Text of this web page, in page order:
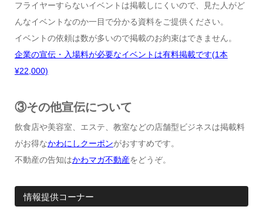
フライヤーすらないイベントは掲載しにくいので、見た人がど
んなイベントなのか一目で分かる資料をご提供ください。
イベントの依頼は数が多いので掲載のお約束はできません。
企業の宣伝・入場料が必要なイベントは有料掲載です(1本
¥22,000)
③その他宣伝について
飲食店や美容室、エステ、教室などの店舗型ビジネスは掲載料
がお得なかわにしクーポンがおすすめです。
不動産の告知はかわマガ不動産をどうぞ。
情報提供コーナー